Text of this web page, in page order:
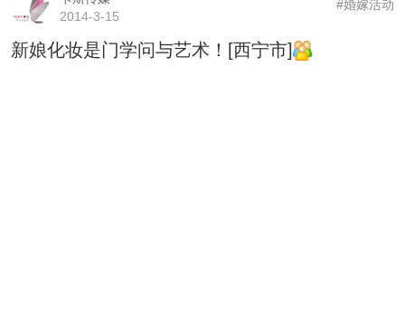
2014-3-15
#婚嫁活动
新娘化妆是门学问与艺术！[西宁市]